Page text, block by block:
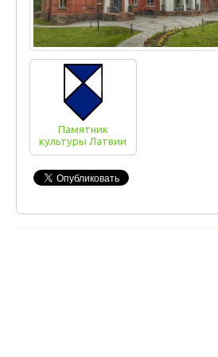
Памятник
культуры Латвии